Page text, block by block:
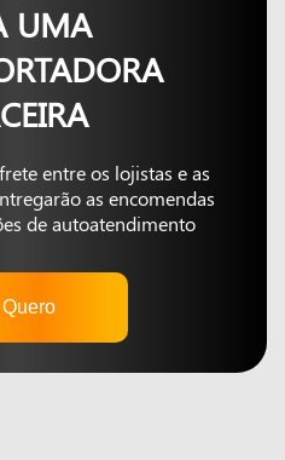
UMA
entre os lojistas e as
as encomendas
de autoatendimento
Quero